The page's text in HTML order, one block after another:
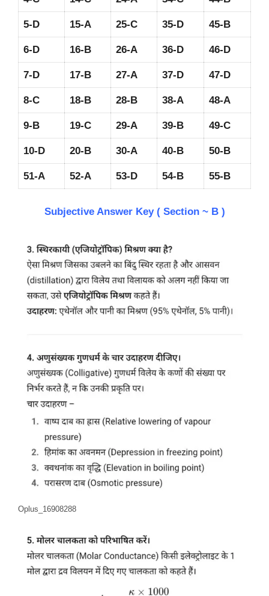
5-D 15-A 25-C 35-D 45-B
6-D 16-B 26-A 36-D 46-D
7-D 17-B 27-A 37-D 47-D
8-C 18-B 28-B 38-A 48-A
9-B 19-C 29-A 39-B 49-C
10-D 20-B 30-A 40-B 50-B
51-A 52-A 53-D 54-B 55-B
Subjective Answer Key ( Section ~ B )
Oplus_16908288